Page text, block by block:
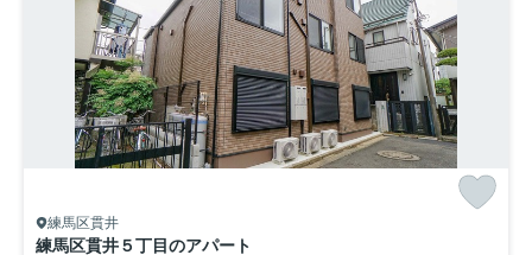
練馬区貫井
練馬区貫井５丁目のアパート